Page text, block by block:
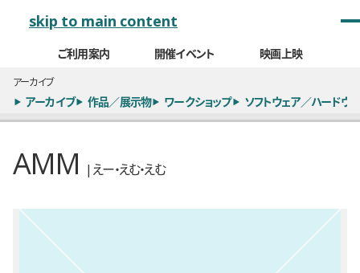
skip to main content
ご利用案内 開催イベント 映画上映
アーカイブ
アーカイブ 作品／展示物 ワークショップ ソフトウェア／ハードウ
AMM | えー・えむ・えむ